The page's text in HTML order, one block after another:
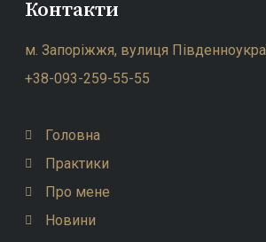
Контакти
м. Запоріжжя, вулиця
+38-093-259-55-55
Головна
Практики
Про мене
Новини